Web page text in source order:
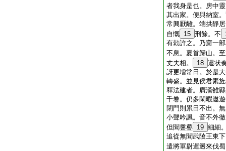
者我身是也。房中
其出家。便與納室
常興厭離。端拱靜
自慨 15 刑餘。不
有勅許之。乃齎一
不息。夏首歸山。
丈夫相。
18 還状
訝更増常日。於是
轉盛。並見侯君素
釋法建者。廣漢雒
千卷。仍多閑暇遨
閉門則累日不出。
小聲吟諷。音不外
但聞斖斖 19 細細
追從無聞武陵王東
遣將軍尉遲迥來伐